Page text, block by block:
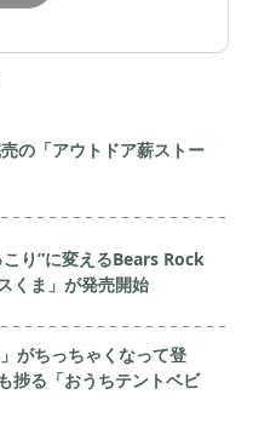
の「アウトドア薪ストー
り”に変えるBears Rock
くま」が発売開始
がちっちゃくなって登
捗る「おうちテントベビ